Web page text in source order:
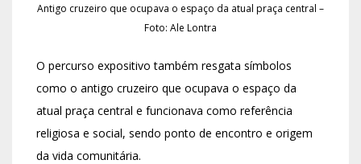
Antigo cruzeiro que ocupava o espaço da atual praça central –
Foto: Ale Lontra
O percurso expositivo também resgata símbolos
como o antigo cruzeiro que ocupava o espaço da
atual praça central e funcionava como referência
religiosa e social, sendo ponto de encontro e origem
da vida comunitária.